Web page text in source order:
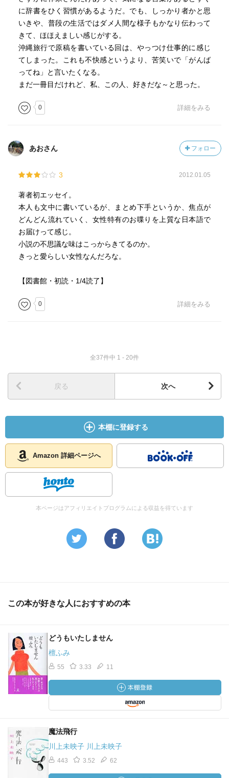
本文でも触れられているけど、
１０代、２０代で颯爽と登場する才能がいる中で、
「４０歳だけど新人です」って、とても素敵だなと思っ
た。
強いメッセージがあるわけではなく、爆笑でも号泣でもな
い。
ネタは小粒、でも粒ぞろい。
いくつになっても「人生まだまだこれから」なんだな、と
小説家エピソードも多いので、作家の生態に興味がある人
に辞書をひく習慣があるようだ。でも、しっかり者かと思
いきや、普段の生活ではダメ人間な様子もかなり伝わって
きて、ほほえましい感じがする。
沖縄旅行で原稿を書いている回は、やっつけ仕事的に感じ
てしまった。これも不快感というより、苦笑いで「がんば
ってね」と言いたくなる。
まだ一冊目だけれど、私、この人、好きだな～と思った。
0 詳細をみる
あおさん フォロー
3 2012.01.05
著者初エッセイ。
本人も文中に書いているが、まとめ下手というか、焦点が
どんどん流れていく、女性特有のお喋りを上質な日本語で
お届けって感じ。
小説の不思議な味はこっからきてるのか。
きっと愛らしい女性なんだろな。
【図書館・初読・1/4読了】
0 詳細をみる
全37件中 1 - 20件
戻る 次へ
本棚に登録する
Amazon 詳細ページへ
本ページはアフィリエイトプログラムによる収益を得ています
この本が好きな人におすすめの本
どうもいたしません
檀ふみ
55 3.33 11
魔法飛行
川上未映子 川上未映子
443 3.52 62